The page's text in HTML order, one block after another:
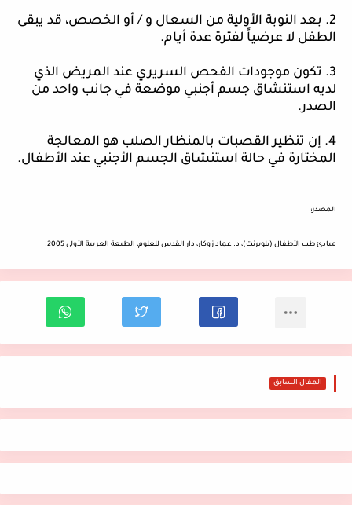
2. بعد النوبة الأولية من السعال و / أو الخصص، قد يبقى
الطفل لا عرضياً لفترة عدة أيام.
3. تكون موجودات الفحص السريري عند المريض الذي
لديه استنشاق جسم أجنبي موضعة في جانب واحد من
الصدر.
4. إن تنظير القصبات بالمنظار الصلب هو المعالجة
المختارة في حالة استنشاق الجسم الأجنبي عند الأطفال.
المصدر:
مبادئ طب الأطفال (بلوبرنت)، د. عماد زوكار، دار القدس للعلوم، الطبعة العربية الأولى 2005.
المقال السابق